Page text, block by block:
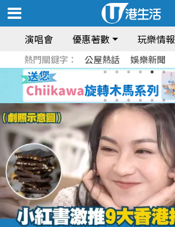
演唱會 優惠著數 玩樂情報
熱門關鍵字： 公屋熱話 娛樂新聞